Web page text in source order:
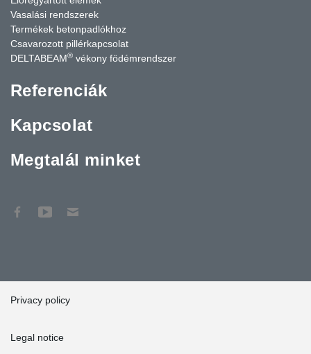
Vasalási rendszerek
Termékek betonpadlókhoz
Csavarozott pillérkapcsolat
DELTABEAM® vékony födémrendszer
Referenciák
Kapcsolat
Megtalál minket
Privacy policy
Legal notice